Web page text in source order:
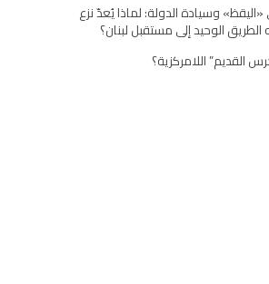
«اليقظ» وسيادة الدولة: لماذا يُعدّ نزع
الطريق الوحيد إلى مستقبل لبنان؟
القديم” اللامركزية؟